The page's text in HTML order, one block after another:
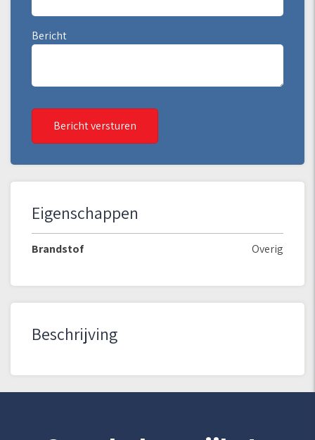
Bericht
Bericht versturen
Eigenschappen
Brandstof Overig
Beschrijving